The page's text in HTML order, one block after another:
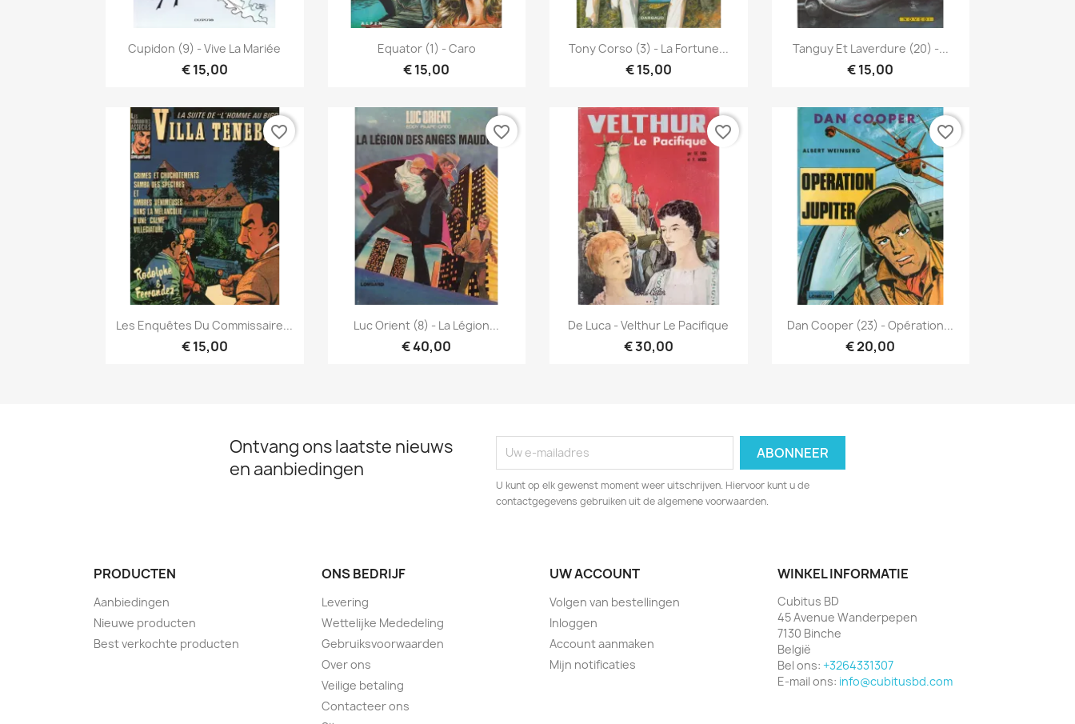
Snel bekijken
Cupidon (9) - Vive La Mariée
€ 15,00
Snel bekijken
Equator (1) - Caro
€ 15,00
Snel bekijken
Tony Corso (3) - La Fortune...
€ 15,00
Snel bekijken
Tanguy Et Laverdure (20) -...
€ 15,00
Snel bekijken
Les Enquêtes Du Commissaire...
€ 15,00
favorite_border
Snel bekijken
Luc Orient (8) - La Légion...
€ 40,00
favorite_border
Snel bekijken
De Luca - Velthur Le Pacifique
€ 30,00
favorite_border
Snel bekijken
Dan Cooper (23) - Opération...
€ 20,00
favorite_border
Ontvang ons laatste nieuws
en aanbiedingen
U kunt op elk gewenst moment weer uitschrijven. Hiervoor kunt u de
contactgegevens gebruiken uit de algemene voorwaarden.
PRODUCTEN
Aanbiedingen
Nieuwe producten
Best verkochte producten
ONS BEDRIJF
Levering
Wettelijke Mededeling
Gebruiksvoorwaarden
Over ons
Veilige betaling
Contacteer ons
UW ACCOUNT
Volgen van bestellingen
Inloggen
Account aanmaken
Mijn notificaties
WINKEL INFORMATIE
Cubitus BD
45 Avenue Wanderpepen
7130 Binche
België
Bel ons: +3264331307
E-mail ons: info@cubitusbd.com